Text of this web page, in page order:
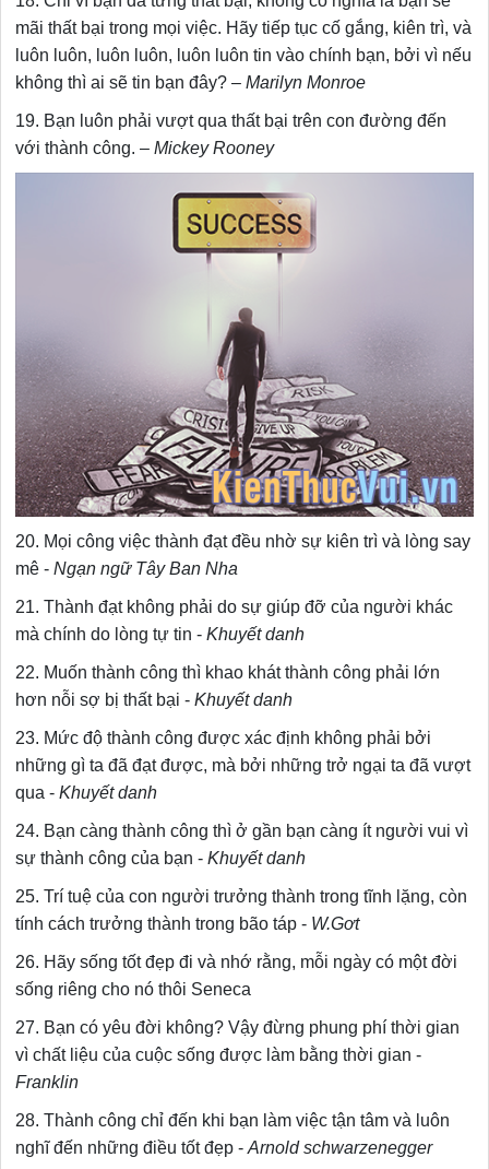
mãi thất bại trong mọi việc. Hãy tiếp tục cố gắng, kiên trì, và
luôn luôn, luôn luôn, luôn luôn tin vào chính bạn, bởi vì nếu
không thì ai sẽ tin bạn đây? –Marilyn Monroe
19. Bạn luôn phải vượt qua thất bại trên con đường đến
với thành công. –Mickey Rooney
20. Mọi công việc thành đạt đều nhờ sự kiên trì và lòng say
mê - Ngạn ngữ Tây Ban Nha
21. Thành đạt không phải do sự giúp đỡ của người khác
mà chính do lòng tự tin -Khuyết danh
22. Muốn thành công thì khao khát thành công phải lớn
hơn nỗi sợ bị thất bại -Khuyết danh
23. Mức độ thành công được xác định không phải bởi
những gì ta đã đạt được, mà bởi những trở ngại ta đã vượt
qua -Khuyết danh
24. Bạn càng thành công thì ở gần bạn càng ít người vui vì
sự thành công của bạn -Khuyết danh
25. Trí tuệ của con người trưởng thành trong tĩnh lặng, còn
tính cách trưởng thành trong bão táp - W.Gơt
26. Hãy sống tốt đẹp đi và nhớ rằng, mỗi ngày có một đời
sống riêng cho nó thôi Seneca
27. Bạn có yêu đời không? Vậy đừng phung phí thời gian
vì chất liệu của cuộc sống được làm bằng thời gian -
Franklin
28. Thành công chỉ đến khi bạn làm việc tận tâm và luôn
nghĩ đến những điều tốt đẹp -Arnold schwarzenegger